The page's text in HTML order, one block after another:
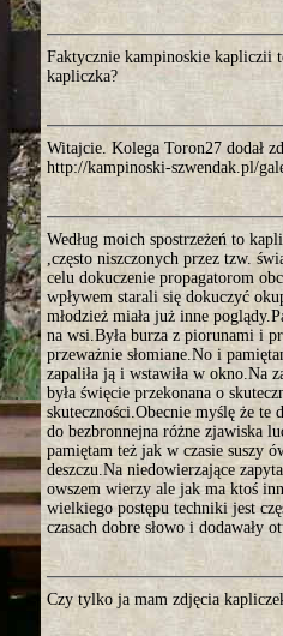
Faktycznie kampinoskie kapliczii
kapliczka?
Witajcie. Kolega Toron27 dodał
http://kampinoski-szwendak.pl/
Według moich spostrzeżeń to
,często niszczonych przez tzw.
celu dokuczenie propagatorom
wpływem starali się dokuczyć
młodzież miała już inne
na wsi.Była burza z piorunami i
przeważnie słomiane.No i
zapaliła ją i wstawiła w okno.Na
była święcie przekonana o
skuteczności.Obecnie myślę że
do bezbronnejna różne zjawiska
pamiętam też jak w czasie suszy
deszczu.Na niedowierzające
owszem wierzy ale jak ma ktoś
wielkiego postępu techniki jest
czasach dobre słowo i dodawały
Czy tylko ja mam zdjęcia